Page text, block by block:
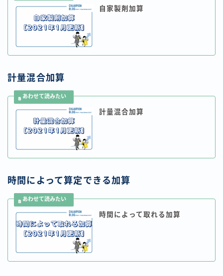
自家製剤加算
計量混合加算
計量混合加算
時間によって算定できる加算
時間によって取れる加算